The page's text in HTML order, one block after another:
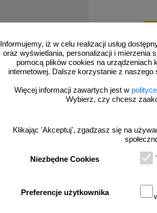
Informujemy, iż w celu realizacji usług
oraz wyświetlania, personalizacji i
pomocą plików cookies na
internetowej. Dalsze korzystanie z
Więcej informacji zawartych jest w
Wybierz, czy chcesz
Klikając 'Akceptuj', zgadzasz się na
Niezbędne Cookies
Preferencje użytkownika
1K001
Skrzynka na
metalowa